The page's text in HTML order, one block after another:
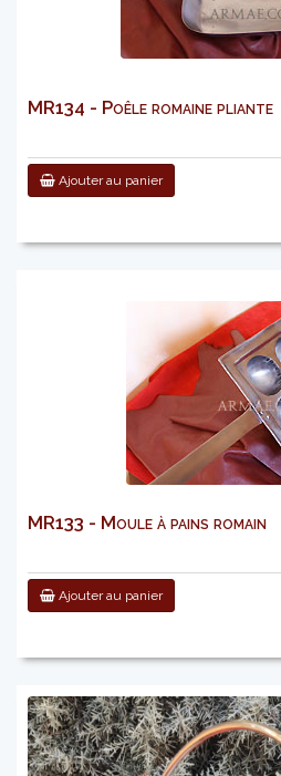
MR134 - Poêle romaine pliante
Ajouter au panier
MR133 - Moule à pains romain
Ajouter au panier